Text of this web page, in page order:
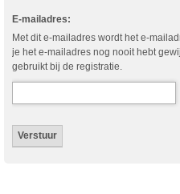
E-mailadres:
Met dit e-mailadres wordt het e-
je het e-mailadres nog nooit hebt
gebruikt bij de registratie.